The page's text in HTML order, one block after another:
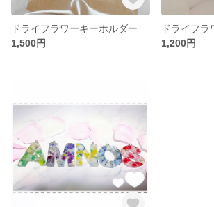
ドライフラワーキーホルダー
1,500円
ドライフ
1,200円